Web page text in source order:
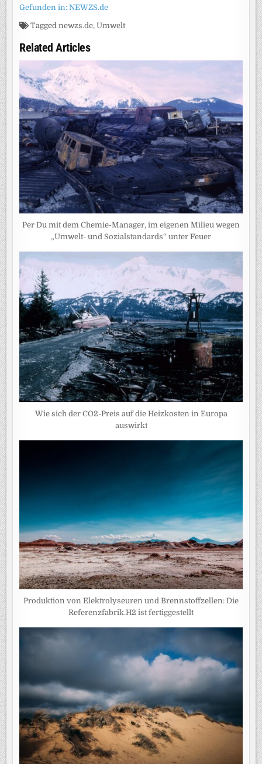
Gefunden in: NEWZS.de
Taggednewzs.de,Umwelt
Related Articles
Per Du mit dem Chemie-Manager, im eigenen Milieu wegen
„Umwelt- und Sozialstandards“ unter Feuer
Wie sich der CO2-Preis auf die Heizkosten in Europa
auswirkt
Produktion von Elektrolyseuren und Brennstoffzellen: Die
Referenzfabrik.H2 ist fertiggestellt